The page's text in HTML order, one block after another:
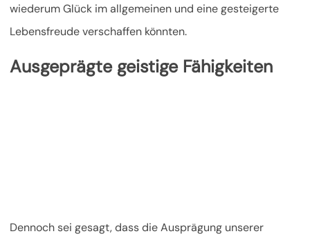
wiederum Glück im allgemeinen und eine gesteigerte
Lebensfreude verschaffen könnten.
Ausgeprägte geistige Fähigkeiten
Dennoch sei gesagt, dass die Ausprägung unserer